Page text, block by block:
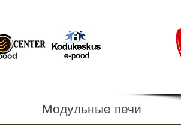
Модульные печи